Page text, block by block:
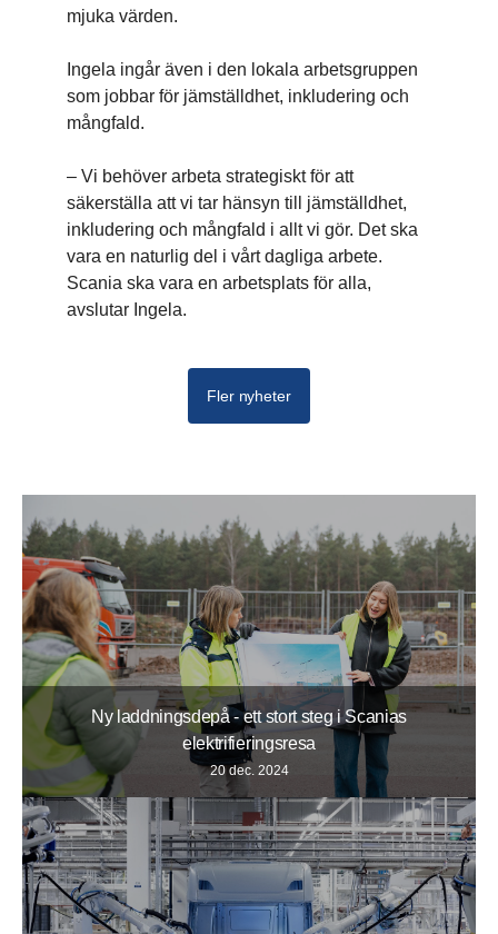
mjuka värden.
Ingela ingår även i den lokala arbetsgruppen
som jobbar för jämställdhet, inkludering och
mångfald.
– Vi behöver arbeta strategiskt för att
säkerställa att vi tar hänsyn till jämställdhet,
inkludering och mångfald i allt vi gör. Det ska
vara en naturlig del i vårt dagliga arbete.
Scania ska vara en arbetsplats för alla,
avslutar Ingela.
Fler nyheter
Ny laddningsdepå - ett stort steg i Scanias
elektrifieringsresa
20 dec. 2024